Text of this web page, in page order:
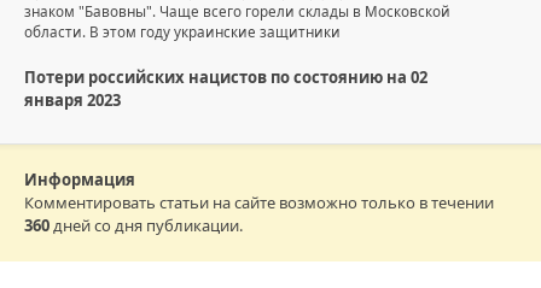
знаком "Бавовны". Чаще всего горели склады в Московской
области. В этом году украинские защитники
Потери российских нацистов по состоянию на 02
января 2023
Информация
Комментировать статьи на сайте возможно только в течении
360дней со дня публикации.